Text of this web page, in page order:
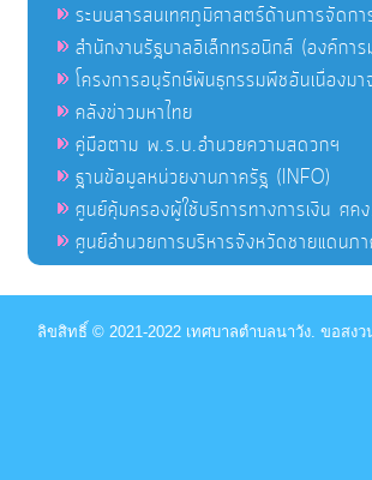
ระบบสารสนเทศภูมิศาสตร์ด้านการจัดกา
สำนักงานรัฐบาลอิเล็กทรอนิกส์ (องค์กา
โครงการอนุรักษ์พันธุกรรมพืชอันเนื่องมา
คลังข่าวมหาไทย
คู่มือตาม พ.ร.บ.อำนวยความสดวกฯ
ฐานข้อมูลหน่วยงานภาครัฐ (INFO)
ศูนย์คุ้มครองผู้ใช้บริการทางการเงิน ศค
ศูนย์อำนวยการบริหารจังหวัดชายแดนภ
ลิขสิทธิ์ © 2021-2022 เทศบาลตำบลนาวัง. ขอสง